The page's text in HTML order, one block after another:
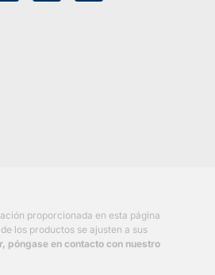
proporcionada en esta página
los productos se ajusten a sus
póngase en contacto con nuestro